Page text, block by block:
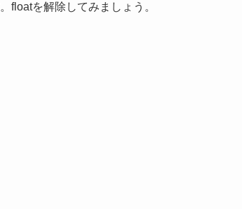
floatを解除してみましょう。